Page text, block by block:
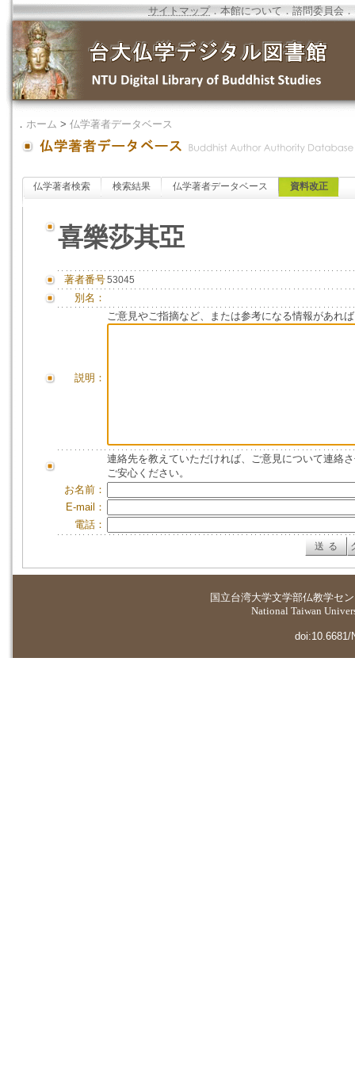
サイトマップ．本館について ．諮問委員会 ．
． ホーム > 仏学著者データベース
仏学著者検索 検索結果 仏学著者データベース 資料改正
喜樂莎其亞
著者番号53045
別名：
説明：
ご意見やご指摘など、または参考になる情報があれ
連絡先を教えていただければ、ご意見について連絡
ご安心ください。
お名前：
E-mail：
電話：
国立台湾大学文学部仏教学セ
National Taiwan
doi:10.6681/